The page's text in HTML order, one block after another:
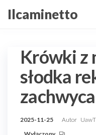
Przejdź
doIlcaminetto
Krówki z
słodka
zachwyca
2025-11-25 Autor